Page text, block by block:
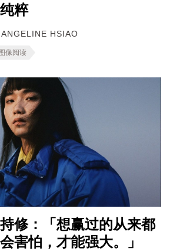
粹
HSIAO
像阅读
修：「想赢过的从来都
害怕，才能强大。」